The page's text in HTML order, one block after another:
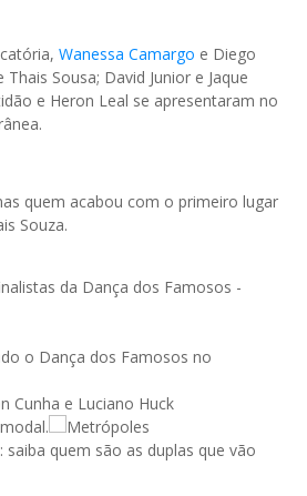
Wanessa Camargo e Diego
Sousa; David Junior e Jaque
e Heron Leal se apresentaram no
quem acabou com o primeiro lugar
Souza.